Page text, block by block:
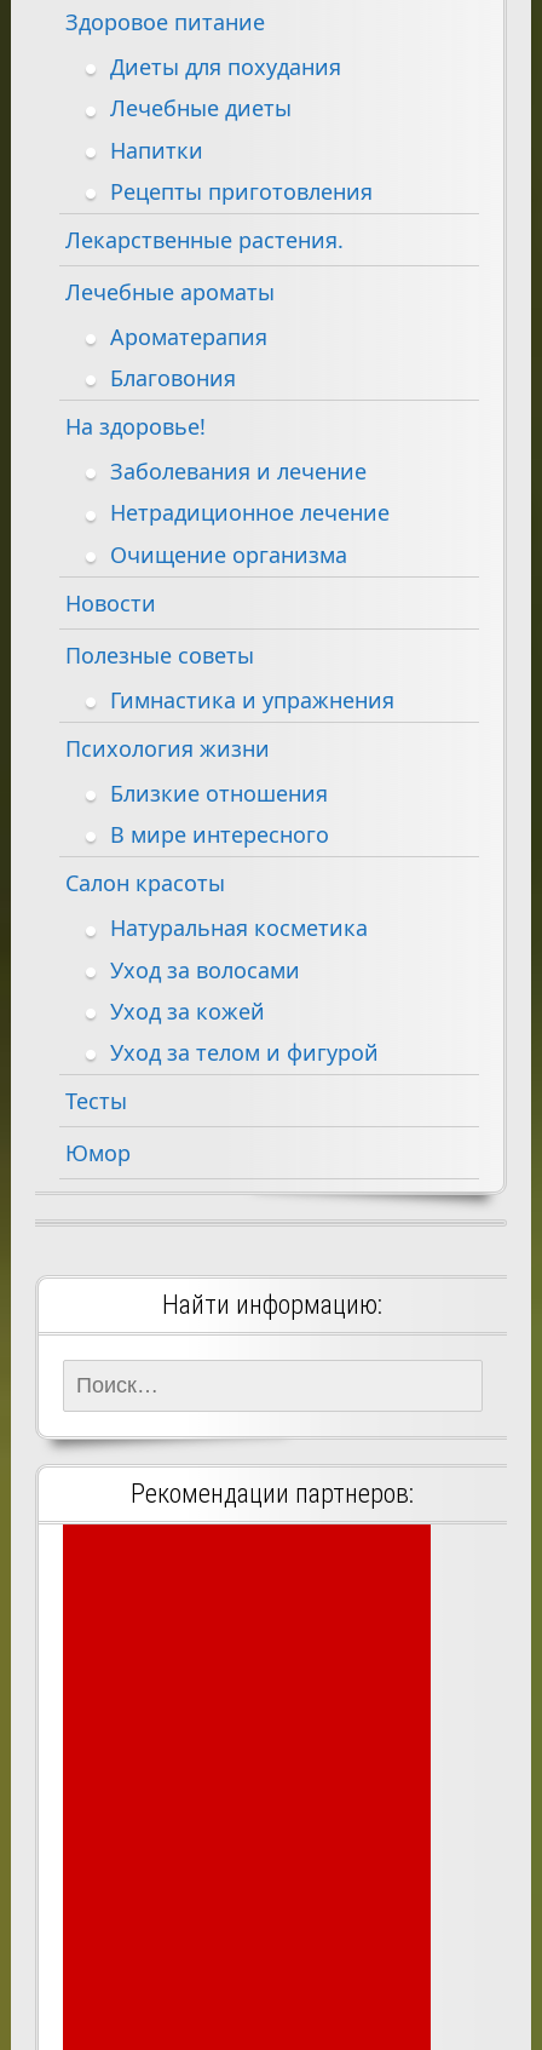
Здоровое питание
Диеты для похудания
Лечебные диеты
Напитки
Рецепты приготовления
Лекарственные растения.
Лечебные ароматы
Ароматерапия
Благовония
На здоровье!
Заболевания и лечение
Нетрадиционное лечение
Очищение организма
Новости
Полезные советы
Гимнастика и упражнения
Психология жизни
Близкие отношения
В мире интересного
Салон красоты
Натуральная косметика
Уход за волосами
Уход за кожей
Уход за телом и фигурой
Тесты
Юмор
Найти информацию:
Найти:
Рекомендации партнеров: